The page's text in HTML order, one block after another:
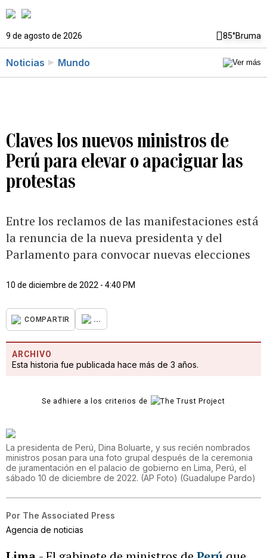
9 de agosto de 2026 85°Bruma
Noticias Mundo
Claves los nuevos ministros de
Perú para elevar o apaciguar las
protestas
Entre los reclamos de las manifestaciones está
la renuncia de la nueva presidenta y del
Parlamento para convocar nuevas elecciones
10 de diciembre de 2022 - 4:40 PM
COMPARTIR ...
ARCHIVO
Esta historia fue publicada hace más de 3 años.
Se adhiere a los criterios de
La presidenta de Perú, Dina Boluarte, y sus recién nombrados
ministros posan para una foto grupal después de la ceremonia
de juramentación en el palacio de gobierno en Lima, Perú, el
sábado 10 de diciembre de 2022. (AP Foto) (Guadalupe Pardo)
Por The Associated Press
Agencia de noticias